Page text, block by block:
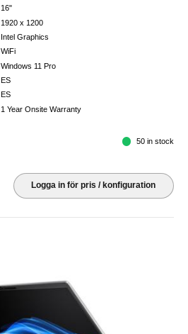
16"
1920 x 1200
Intel Graphics
WiFi
Windows 11 Pro
ES
ES
1 Year Onsite Warranty
50 in stock
Logga in för pris / konfiguration